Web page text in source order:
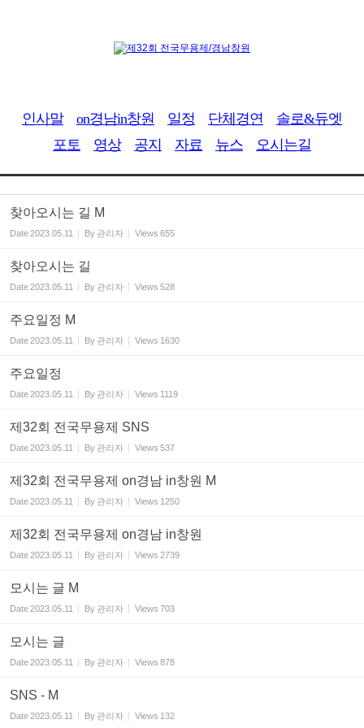
인사말 on경남in창원 일정 단체경연
솔로&듀엣
포토
영상 공지 자료 뉴스 오시는길
찾아오시는 길 M
Date2023.05.11 By 관리자 Views 655
찾아오시는 길
Date2023.05.11 By 관리자 Views 528
주요일정 M
Date2023.05.11 By 관리자 Views 1630
주요일정
Date2023.05.11 By 관리자 Views 1119
제32회 전국무용제 SNS
Date2023.05.11 By 관리자 Views 537
제32회 전국무용제 on경남 in창원 M
Date2023.05.11 By 관리자 Views 1250
제32회 전국무용제 on경남 in창원
Date2023.05.11 By 관리자 Views 2739
모시는 글 M
Date2023.05.11 By 관리자 Views 703
모시는 글
Date2023.05.11 By 관리자 Views 878
SNS - M
Date2023.05.11 By 관리자 Views 132
Sketchbook5, 스케치북5
Sketchbook5, 스케치북5